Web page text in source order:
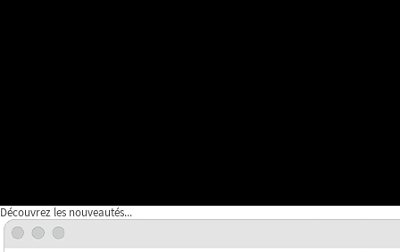
Découvrez les nouveautés...